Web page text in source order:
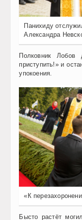
Панихиду
Александра
Полковник Лобов
приступить!» и
упокоения.
«К
Бысто растёт